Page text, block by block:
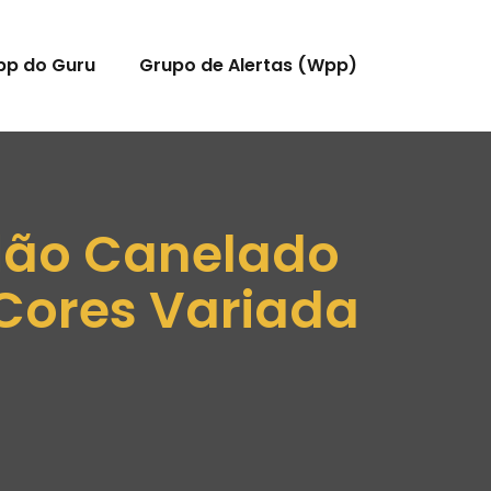
do Guru Grupo de Alertas (Wpp)
Canelado
Variada